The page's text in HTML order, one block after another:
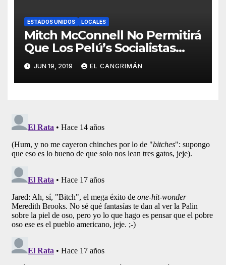
ESTADOS UNIDOS LOCALES
Mitch McConnell No Permitirá
Que Los Pelú’s Socialistas
Comunistas Del PNP Logren
La Estadidad
JUN 19, 2019 EL CANGRIMÁN